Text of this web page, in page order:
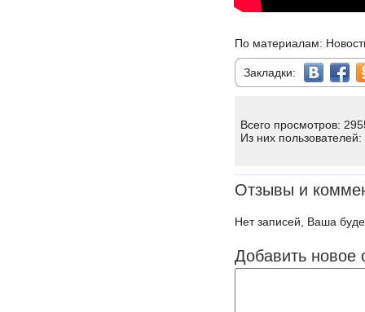
По материалам:
Закладки:
Всего просмотров:
Из них пользователей:
Отзывы и
Нет записей, Ваша
Добавить новое